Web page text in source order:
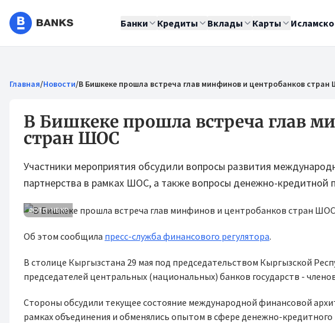
Банки Кредиты Вклады Карты
Главная/Новости/В Бишкеке прошла встреча глав минфинов и центробанков
В Бишкеке прошла встреча глав
стран ШОС
Участники мероприятия обсудили вопросы развития
партнерства в рамках ШОС, а также вопросы денежно-кредитной
ФОТО: НБ КР
Об этом сообщила пресс-служба финансового регулятора.
В столице Кыргызстана 29 мая под председательством Кыргызской
председателей центральных (национальных) банков государств -
Стороны обсудили текущее состояние международной финансовой
рамках объединения и обменялись опытом в сфере денежно-кредитного